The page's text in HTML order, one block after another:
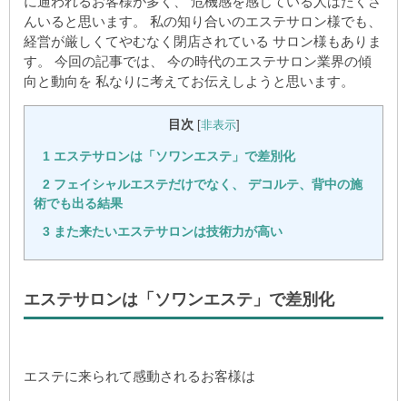
んいると思います。 私の知り合いのエステサロン様でも、
経営が厳しくてやむなく閉店されている サロン様もありま
す。 今回の記事では、 今の時代のエステサロン業界の傾
向と動向を 私なりに考えてお伝えしようと思います。
目次 [非表示]
1 エステサロンは「ソワンエステ」で差別化
2 フェイシャルエステだけでなく、 デコルテ、背中の施
術でも出る結果
3 また来たいエステサロンは技術力が高い
エステサロンは「ソワンエステ」で差別化
エステに来られて感動されるお客様は